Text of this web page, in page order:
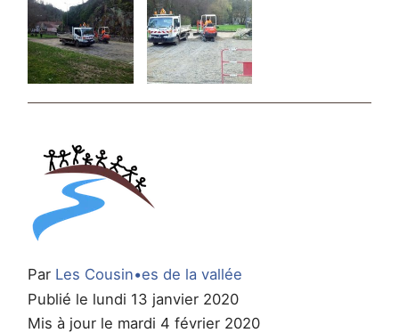
Par Les Cousin•es de la vallée
Publié le lundi 13 janvier 2020
Mis à jour le mardi 4 février 2020